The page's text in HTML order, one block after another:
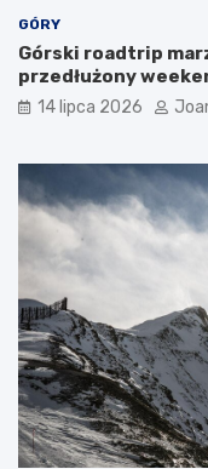
GÓRY
Górski roadtrip
przedłużony
14 lipca 2026